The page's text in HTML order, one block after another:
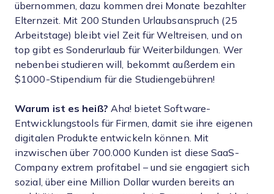
übernommen, dazu kommen drei Monate bezahlter
Elternzeit. Mit 200 Stunden Urlaubsanspruch (25
Arbeitstage) bleibt viel Zeit für Weltreisen, und on
top gibt es Sonderurlaub für Weiterbildungen. Wer
nebenbei studieren will, bekommt außerdem ein
$1000-Stipendium für die Studiengebühren!
Warum ist es heiß? Aha! bietet Software-
Entwicklungstools für Firmen, damit sie ihre eigenen
digitalen Produkte entwickeln können. Mit
inzwischen über 700.000 Kunden ist diese SaaS-
Company extrem profitabel – und sie engagiert sich
sozial, über eine Million Dollar wurden bereits an